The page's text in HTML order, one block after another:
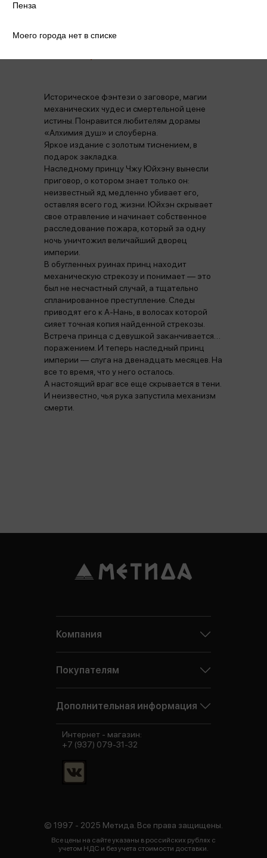
Историческое фэнтези о заговоре, магии
механических чудес и смертельной цене
истины. Понравится любителям дорамы
«Алхимия душ» и слоуберна.
Яркое издание с золотым тиснением, в
подарок закладка.
Наследному принцу Чжу Юйхэну вынесли
приговор, о котором знает только он:
неизвестный яд медленно убивает его,
оставляя всего год жизни. Юйхэн скрывает
свое отравление и начинает собственное
расследование пожара, который за одну
ночь уничтожил величайший дворец
империи.
В обугленных руинах принц находит
механическую стрекозу и понимает — это
был не несчастный случай, а тщательно
спланированное преступление. Следы
приводят его к А-Нань, в волосах которой
сияет точная копия найденной стрекозы.
Встреча принца с девушкой заканчивается…
поражением. И теперь наследный принц
империи — слуга на двенадцать месяцев. На
все то время, что у него осталось.
А настоящий враг все еще скрывается в тени.
И неизвестно, чья рука запустила механизм
смерти.
Пенза
Моего города нет в списке
Компания
Покупателям
Дополнительная информация
© 1997 - 2025 Метида. Все права защищены.
Все цены на сайте указаны в российских рублях с
учетом НДС и без учета стоимости доставки.
Интернет - магазин:
+7 (937) 079-31-32